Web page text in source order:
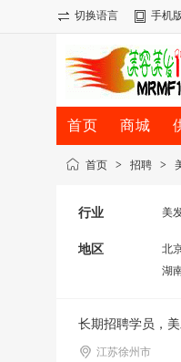
切换语言 手机
首页 商城
首页 > 招聘 >
行业 美
地区 北
湖
长期招聘学员，
江苏徐州市